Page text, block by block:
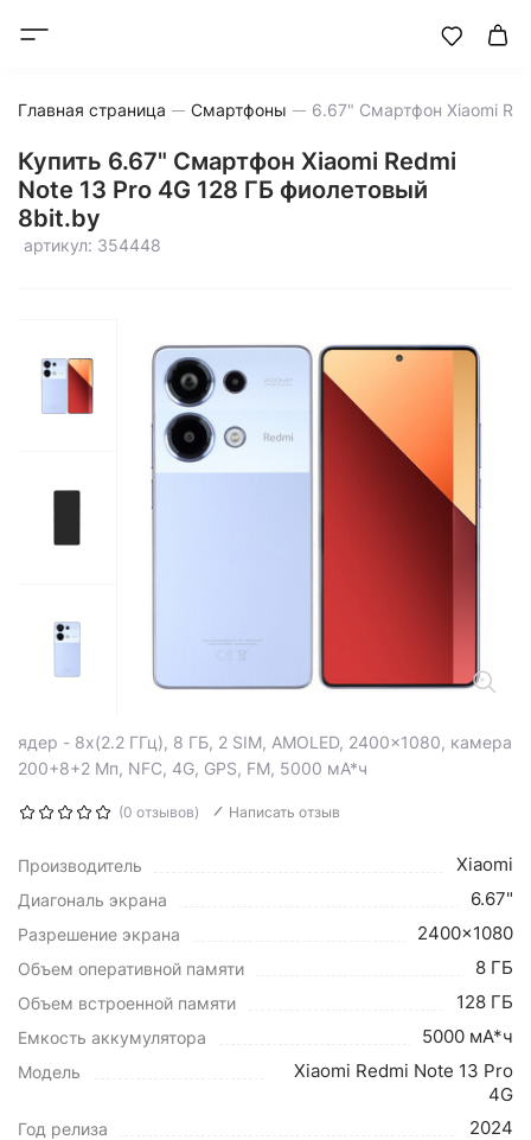
Главная страница Смартфоны
Купить 6.67" Смартфон Xiaomi Redmi
Note 13 Pro 4G 128 ГБ фиолетовый
8bit.by
артикул: 354448
ядер - 8x(2.2 ГГц), 8 ГБ, 2 SIM, AMOLED, 2400x1080, камера
200+8+2 Мп, NFC, 4G, GPS, FM, 5000 мА*ч
(0 отзывов) Написать отзыв
Производитель Xiaomi
Диагональ экрана 6.67"
Разрешение экрана 2400x1080
Объем оперативной памяти 8 ГБ
Объем встроенной памяти 128 ГБ
Емкость аккумулятора 5000 мА*ч
Модель
Xiaomi Redmi Note 13 Pro
4G
Год релиза 2024